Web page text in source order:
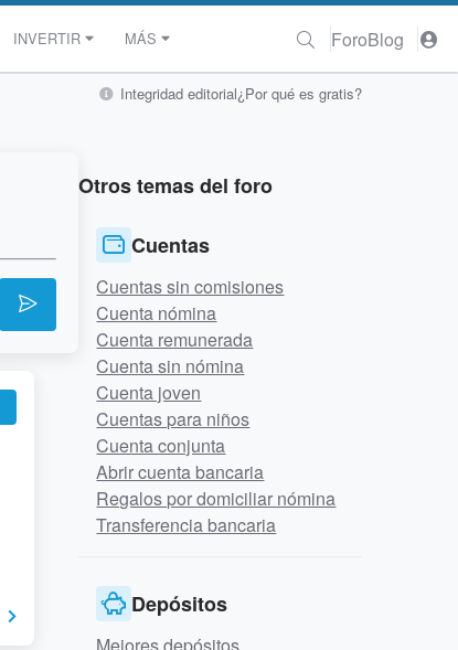
INVERTIR MÁS ForoBlog
Integridad editorial¿Por qué es gratis?
Otros temas del foro
Cuentas
Cuentas sin comisiones
Cuenta nómina
Cuenta remunerada
Cuenta sin nómina
Cuenta joven
Cuentas para niños
Cuenta conjunta
Abrir cuenta bancaria
Regalos por domiciliar nómina
Transferencia bancaria
Depósitos